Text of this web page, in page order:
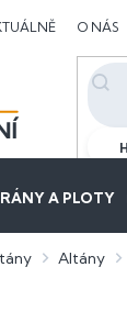
O NÁS
A PLOTY
Altány